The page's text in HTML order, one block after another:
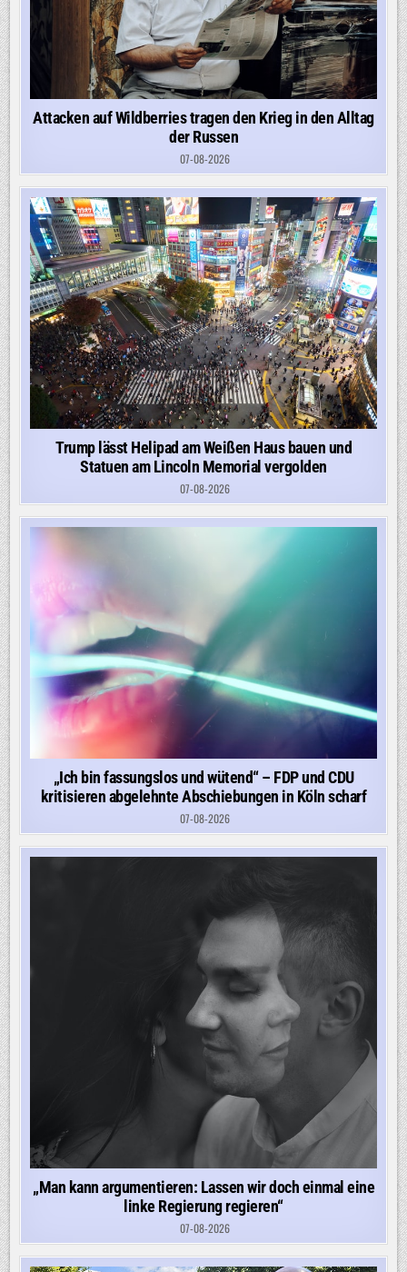
Attacken auf Wildberries tragen den Krieg in den Alltag
der Russen
07-08-2026
Trump lässt Helipad am Weißen Haus bauen und
Statuen am Lincoln Memorial vergolden
07-08-2026
„Ich bin fassungslos und wütend“ – FDP und CDU
kritisieren abgelehnte Abschiebungen in Köln scharf
07-08-2026
„Man kann argumentieren: Lassen wir doch einmal eine
linke Regierung regieren“
07-08-2026